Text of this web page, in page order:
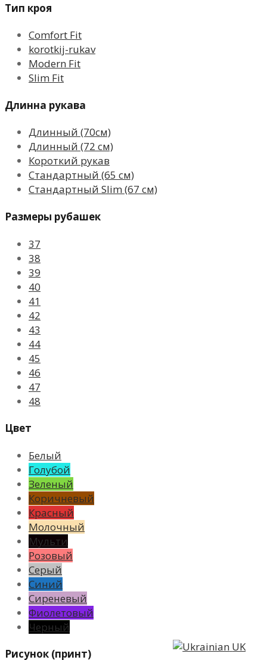
Тип кроя
Comfort Fit
korotkij-rukav
Modern Fit
Slim Fit
Длинна рукава
Длинный (70см)
Длинный (72 см)
Короткий рукав
Стандартный (65 см)
Стандартный Slim (67 см)
Размеры рубашек
37
38
39
40
41
42
43
44
45
46
47
48
Цвет
Белый
Голубой
Зеленый
Коричневый
Красный
Молочный
Мульти
Розовый
Серый
Синий
Сиреневый
Фиолетовый
Черный
Рисунок (принт)
UK